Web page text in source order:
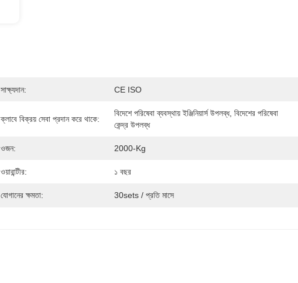
সাক্ষ্যদান: CE ISO
ক্লাবে বিক্রয় সেবা প্রদান করে থাকে:
বিদেশে পরিষেবা ব্যবস্থায় ইঞ্জিনিয়ার্স উপলব্ধ, বিদেশের পরিষেবা
কেন্দ্র উপলব্ধ
ওজন: 2000-Kg
ওয়ারান্টীর: ১ বছর
যোগানের ক্ষমতা: 30sets / প্রতি মাসে